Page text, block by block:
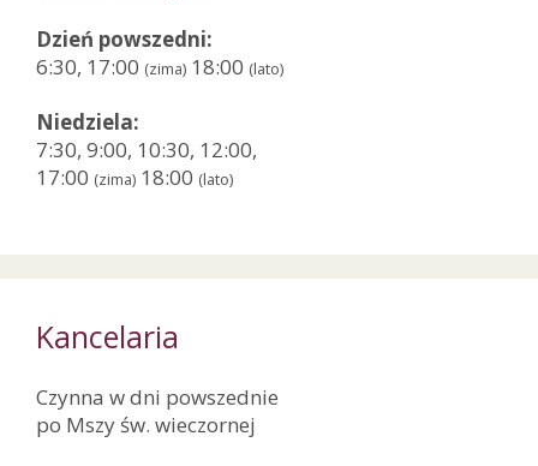
Dzień powszedni:
6:30, 17:00 (zima) 18:00 (lato)
Niedziela:
7:30, 9:00, 10:30, 12:00,
17:00 (zima) 18:00 (lato)
Kancelaria
Czynna w dni powszednie
po Mszy św. wieczornej